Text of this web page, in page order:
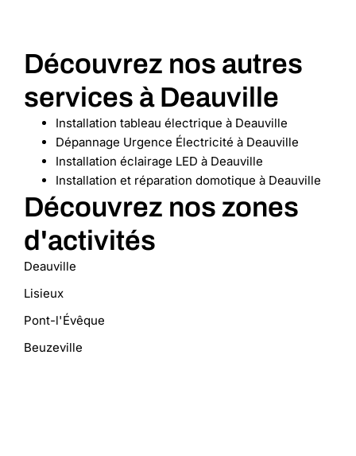
Découvrez nos autres
services à Deauville
Installation tableau électrique à Deauville
Dépannage Urgence Électricité à Deauville
Installation éclairage LED à Deauville
Installation et réparation domotique à Deauville
Découvrez nos zones
d'activités
Deauville
Lisieux
Pont-l'Évêque
Beuzeville